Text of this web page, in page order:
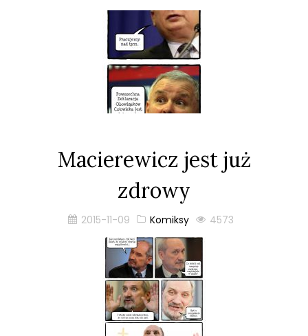
Macierewicz jest już
zdrowy
2015-11-09 Komiksy 4573